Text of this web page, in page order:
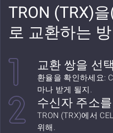
TRON (TRX)
로 교환하는
교환 쌍을 선
환율을 확인하세요:
마나 받게 될지.
수신자 주소
TRON (TRX)에서
위해.